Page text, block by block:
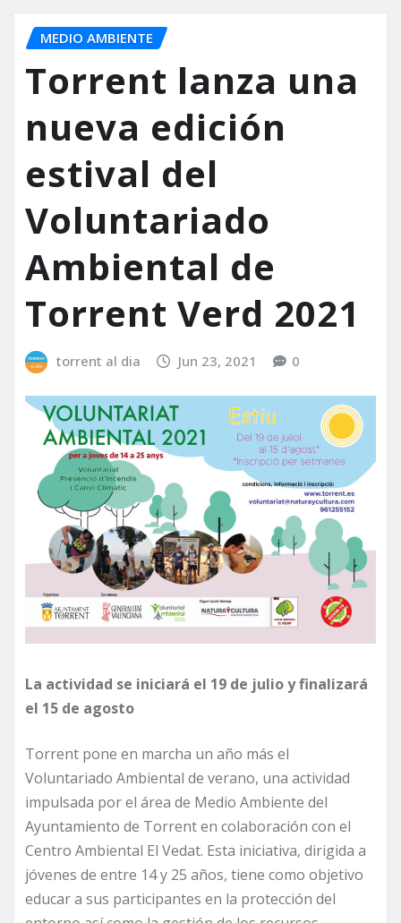
MEDIO AMBIENTE
Torrent lanza una
nueva edición
estival del
Voluntariado
Ambiental de
Torrent Verd 2021
torrent al dia Jun 23, 2021 0
La actividad se iniciará el 19 de julio y finalizará
el 15 de agosto
Torrent pone en marcha un año más el
Voluntariado Ambiental de verano, una actividad
impulsada por el área de Medio Ambiente del
Ayuntamiento de Torrent en colaboración con el
Centro Ambiental El Vedat. Esta iniciativa, dirigida a
jóvenes de entre 14 y 25 años, tiene como objetivo
educar a sus participantes en la protección del